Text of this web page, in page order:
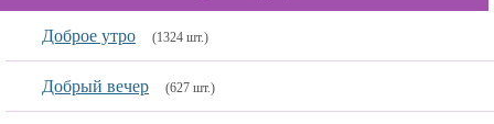
Доброе утро (1324 шт.)
Добрый вечер (627 шт.)